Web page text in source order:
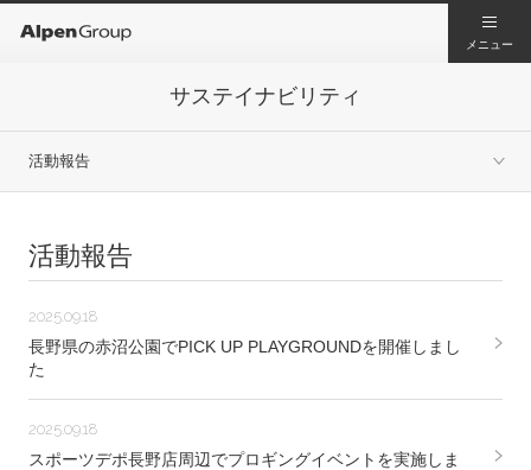
メニュー
サステイナビリティ
活動報告
活動報告
2025.09.18
長野県の赤沼公園でPICK UP PLAYGROUNDを開催しまし
た
2025.09.18
スポーツデポ長野店周辺でプロギングイベントを実施しま